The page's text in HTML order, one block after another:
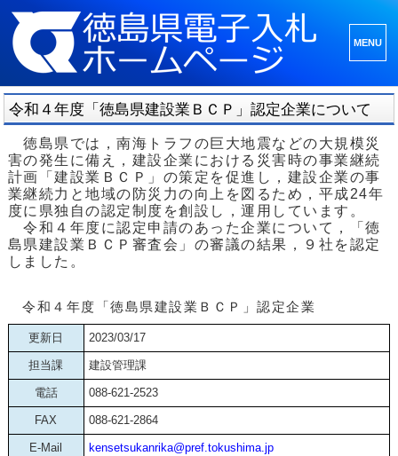
ーとウ
ィジェ
ット
令和４年度「徳島県建設業ＢＣＰ」認定企業について
徳島県では，南海トラフの巨大地震などの大規模災
害の発生に備え，建設企業における災害時の事業継続
計画「建設業ＢＣＰ」の策定を促進し，建設企業の事
業継続力と地域の防災力の向上を図るため，平成24年
度に県独自の認定制度を創設し，運用しています。
令和４年度に認定申請のあった企業について，「徳
島県建設業ＢＣＰ審査会」の審議の結果，９社を認定
しました。
令和４年度「徳島県建設業ＢＣＰ」認定企業
更新日 2023/03/17
担当課 建設管理課
電話 088-621-2523
FAX 088-621-2864
E-Mail kensetsukanrika@pref.tokushima.jp